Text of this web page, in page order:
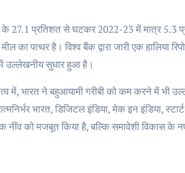
27.1 प्रतिशत से घटकर 2022-23 में मात्र 5.3
का पत्थर है। विश्व बैंक द्वारा जारी एक हालिया
में उल्लेखनीय सुधार हुआ है।
में, भारत ने बहुआयामी गरीबी को कम करने में भी
भारत, डिजिटल इंडिया, मेक इन इंडिया,
को मजबूत किया है, बल्कि समावेशी विकास के